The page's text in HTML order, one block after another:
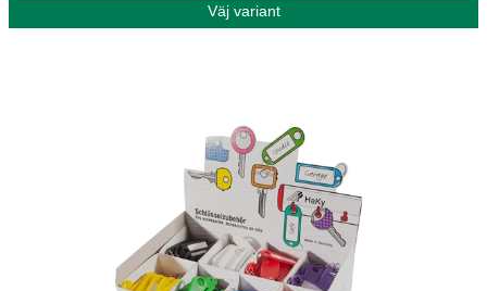
Väj variant